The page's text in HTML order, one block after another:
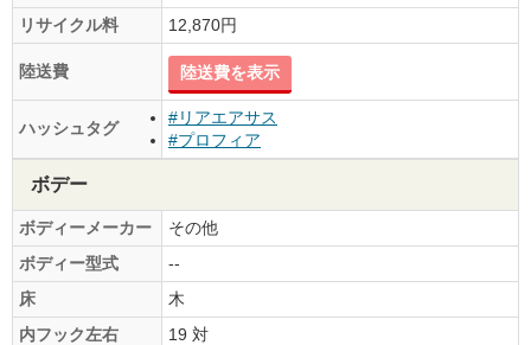
リサイクル料
12,870円
陸送費 陸送費を表示
ハッシュタグ
#リアエアサス
#プロフィア
ボデー
ボディーメーカー
その他
ボディー型式
--
床
木
内フック左右
19 対